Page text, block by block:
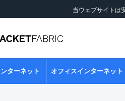
当ウェブサイトは
ターネット オフィスインターネット